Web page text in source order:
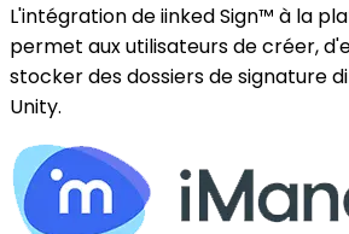
L'intégration de iinked Sign™ à la
permet aux utilisateurs de créer,
stocker des dossiers de signature
Unity.